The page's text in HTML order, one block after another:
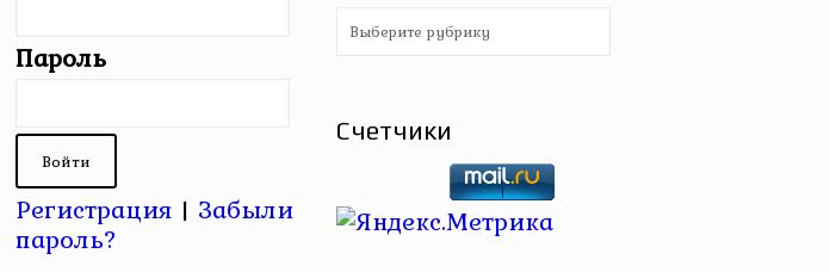
Пароль
Регистрация | Забыли
пароль?
Рубрики
Счетчики